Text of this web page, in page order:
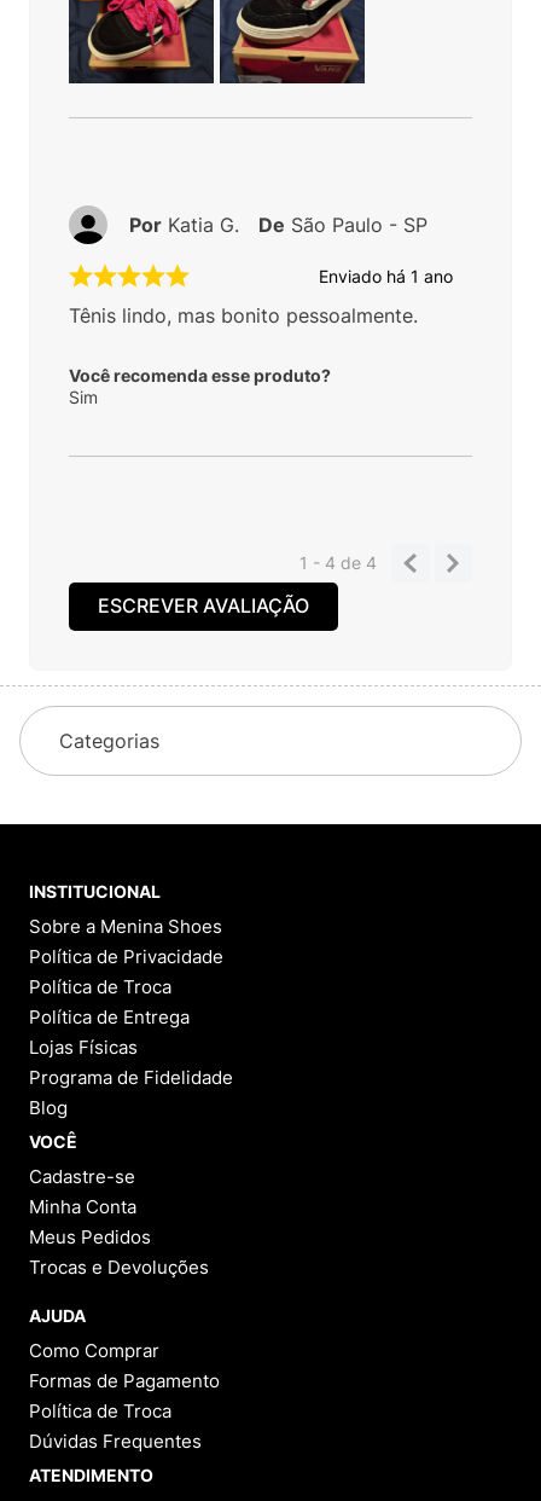
Enviado há 1 ano
Tênis lindo, mas bonito pessoalmente.
Você recomenda esse produto?
Sim
Por Katia G. De São Paulo - SP
1 - 4de 4
ESCREVER AVALIAÇÃO
Categorias
INSTITUCIONAL
Sobre a Menina Shoes
Política de Privacidade
Política de Troca
Política de Entrega
Lojas Físicas
Programa de Fidelidade
Blog
VOCÊ
Cadastre-se
Minha Conta
Meus Pedidos
Trocas e Devoluções
AJUDA
Como Comprar
Formas de Pagamento
Política de Troca
Dúvidas Frequentes
ATENDIMENTO